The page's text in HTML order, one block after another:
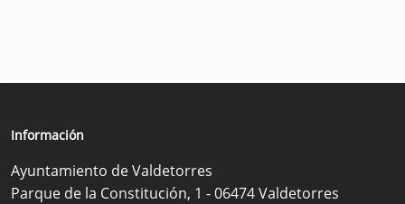
Información
Ayuntamiento de Valdetorres
Parque de la Constitución, 1 - 06474 Valdetorres